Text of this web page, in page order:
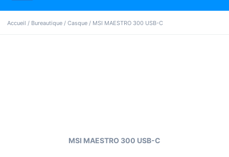
Accueil / Bureautique / Casque / MSI MAESTRO 300 USB-C
MSI MAESTRO 300 USB-C